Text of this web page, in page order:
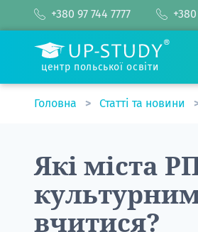
+380 97 744 7777
центр польської освіти
Головна Статті та новини
Які міста
вчитися?